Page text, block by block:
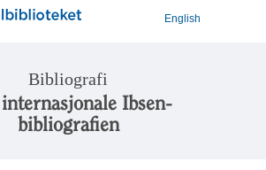
English
Bibliografi
Ibsen-
bibliografien